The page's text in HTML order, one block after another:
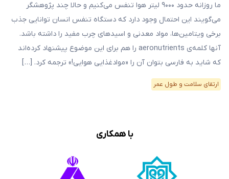
ما روزانه حدود ۹۰۰۰ لیتر هوا تنفس می‌کنیم و حالا چند پژوهشگر
می‌گویند این احتمال وجود دارد که دستگاه تنفس انسان توانایی جذب
برخی ویتامین‌ها، مواد معدنی و اسیدهای چرب مفید را داشته باشد.
آنها کلمه‌ی aeronutrients را هم برای این موضوع پیشنهاد کرده‌اند
که شاید به فارسی بتوان آن را «موادغذایی هوایی!» ترجمه کرد. […]
ارتقای سلامت و طول عمر
با همکاری